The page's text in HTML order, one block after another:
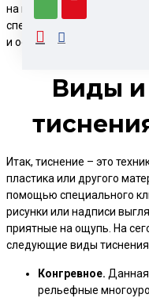
на пластике предлагает
специалисты готовы
и осуществить
Виды и
Итак, тиснение – это
пластика или другого
помощью специального
рисунки или надписи
приятные на ощупь. На
следующие виды
Конгревное. Данная
рельефные